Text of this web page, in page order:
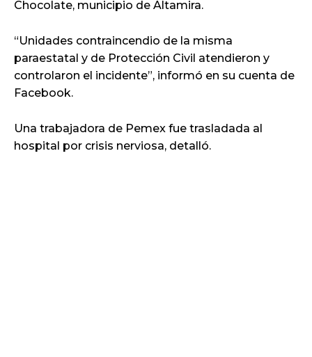
Chocolate, municipio de Altamira.
“Unidades contraincendio de la misma
paraestatal y de Protección Civil atendieron y
controlaron el incidente”, informó en su cuenta de
Facebook.
Una trabajadora de Pemex fue trasladada al
hospital por crisis nerviosa, detalló.